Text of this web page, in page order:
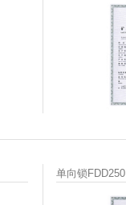
单向锁FDD250